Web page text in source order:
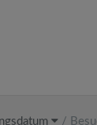
/